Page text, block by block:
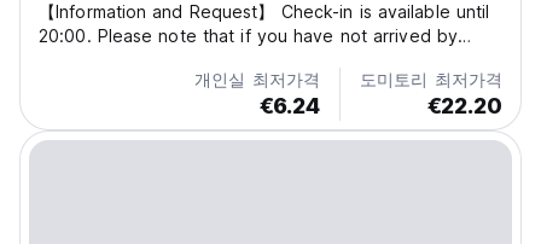
【Information and Request】 Check-in is available until
20:00. Please note that if you have not arrived by
from you, your reservation will be treated as a no-
show (cancellation) and a 100% charge for the day...
개인실 최저가격
€6.24
도미토리 최저가격
€22.20